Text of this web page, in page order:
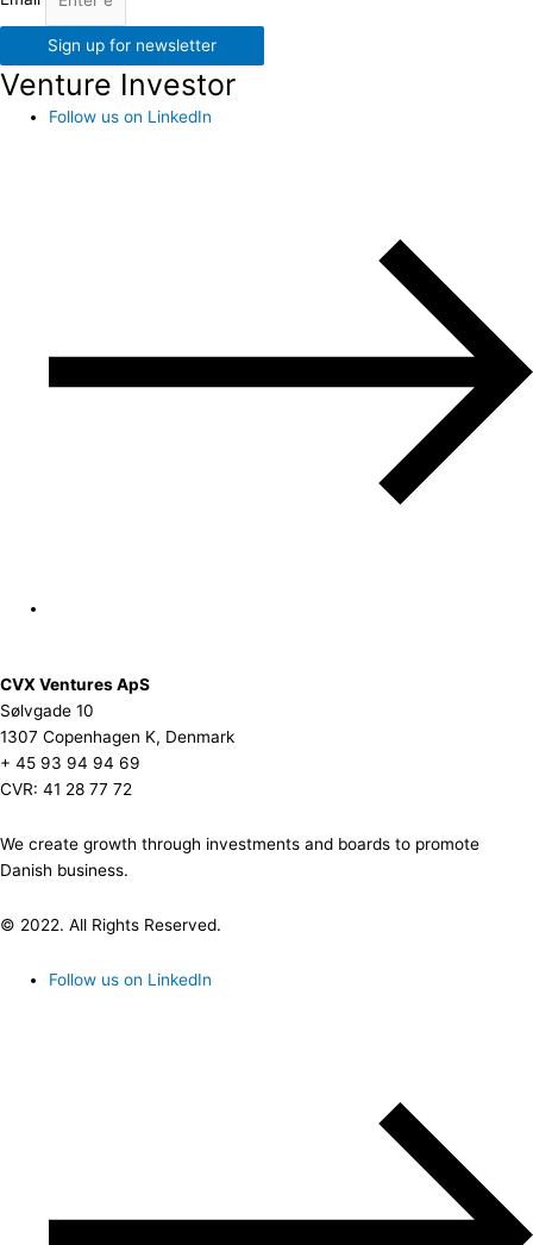
Sign up for newsletter
Venture Investor
Follow us on LinkedIn
CVX Ventures ApS
Sølvgade 10
1307 Copenhagen K, Denmark
+ 45 93 94 94 69
CVR: 41 28 77 72
We create growth through investments and boards to promote
Danish business.
© 2022. All Rights Reserved.
Follow us on LinkedIn